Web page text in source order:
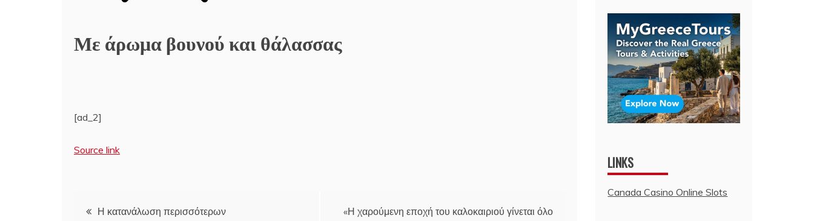
Με άρωμα βουνού και θάλασσας
[ad_2]
Source link
Πλοήγηση
Η κατανάλωση περισσότερων
«Η χαρούμενη εποχή του καλοκαιριού γίνεται όλο
LINKS
Canada Casino Online Slots